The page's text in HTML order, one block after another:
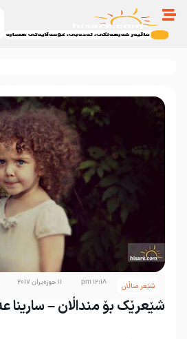
شێعر مناڵان 12:18 pm 11 حوزه‌یران 2017
شێعرێک بۆ منداڵان – سارینا